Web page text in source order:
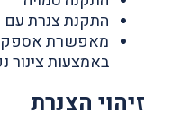
התקנת צנרת
מאפשרת
באמצעות צינור
זיהוי הצנרת